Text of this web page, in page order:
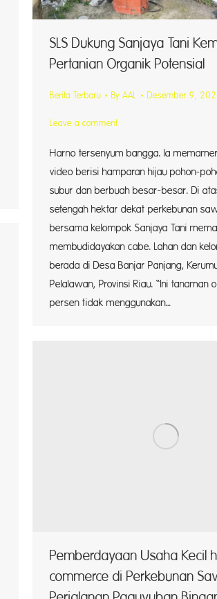
SLS Dukung Sanjaya Tani
Pertanian Organik Potensial
Berita Terbaru By AAL Desember 9,
Leave a comment
Harno tersenyum bangga. Ia
video berisi hamparan hijau pohon-
subur dan berbuah besar-besar. Di
setengah hektar dekat perkebunan
bersama kelompok Sanjaya Tani
membudidayakan cabe. Lahan dan
berada di Desa Banjar Panjang,
Pelalawan, Provinsi Riau. “Ini tanaman
persen tidak menggunakan…
Pemberdayaan Usaha Kecil
commerce di Perkebunan